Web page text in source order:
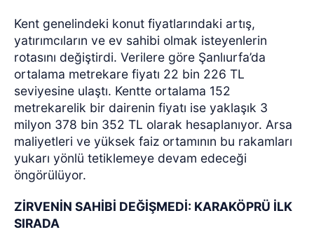
Kent genelindeki konut fiyatlarındaki artış,
yatırımcıların ve ev sahibi olmak isteyenlerin
rotasını değiştirdi. Verilere göre Şanlıurfa’da
ortalama metrekare fiyatı 22 bin 226 TL
seviyesine ulaştı. Kentte ortalama 152
metrekarelik bir dairenin fiyatı ise yaklaşık 3
milyon 378 bin 352 TL olarak hesaplanıyor. Arsa
maliyetleri ve yüksek faiz ortamının bu rakamları
yukarı yönlü tetiklemeye devam edeceği
öngörülüyor.
ZİRVENİN SAHİBİ DEĞİŞMEDİ: KARAKÖPRÜ İLK
SIRADA